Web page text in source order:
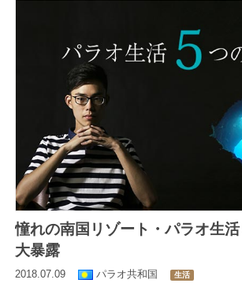
憧れの南国リゾート・パラオ生
大暴露
2018.07.09 パラオ共和国 生活